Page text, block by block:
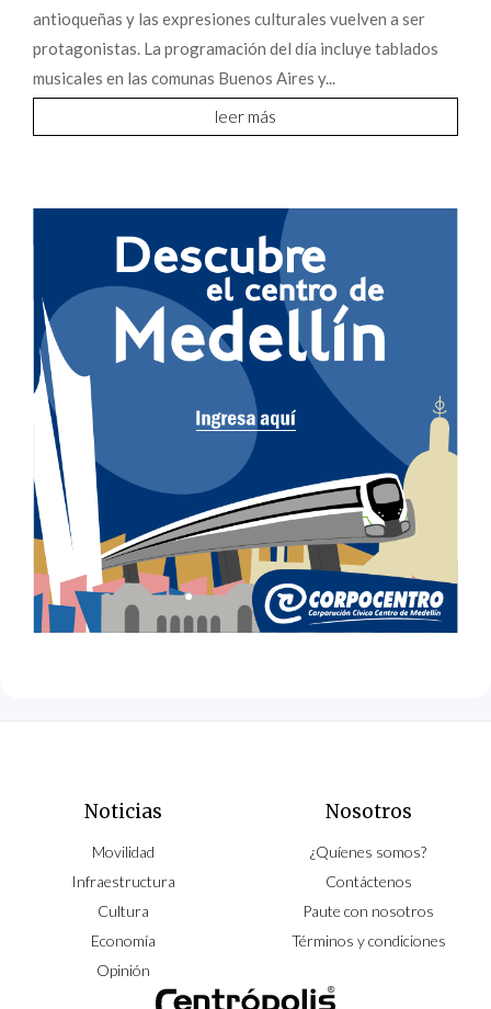
antioqueñas y las expresiones culturales vuelven a ser
protagonistas. La programación del día incluye tablados
musicales en las comunas Buenos Aires y...
leer más
Noticias
Movilidad
Infraestructura
Cultura
Economía
Opinión
Nosotros
¿Quíenes somos?
Contáctenos
Paute con nosotros
Términos y condiciones